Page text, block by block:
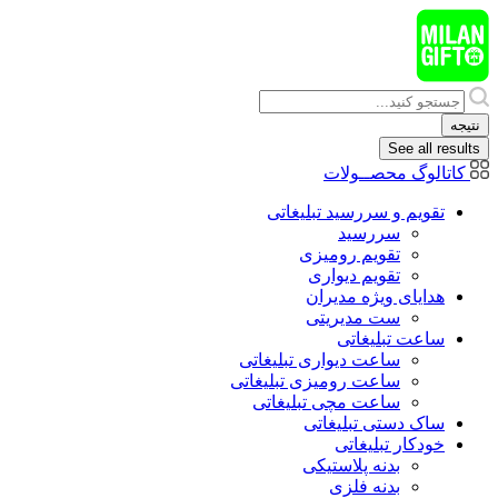
پرش
به
محتوا
Search
...
نتیجه
See all results
کاتالوگ محصــولات
تقویم و سررسید تبلیغاتی
سررسید
تقویم رومیزی
تقویم دیواری
هدایای ويژه مدیران
ست مدیریتی
ساعت تبلیغاتی
ساعت دیواری تبلیغاتی
ساعت رومیزی تبلیغاتی
ساعت مچی تبلیغاتی
ساک دستی تبلیغاتی
خودکار تبلیغاتی
بدنه پلاستیکی
بدنه فلزی